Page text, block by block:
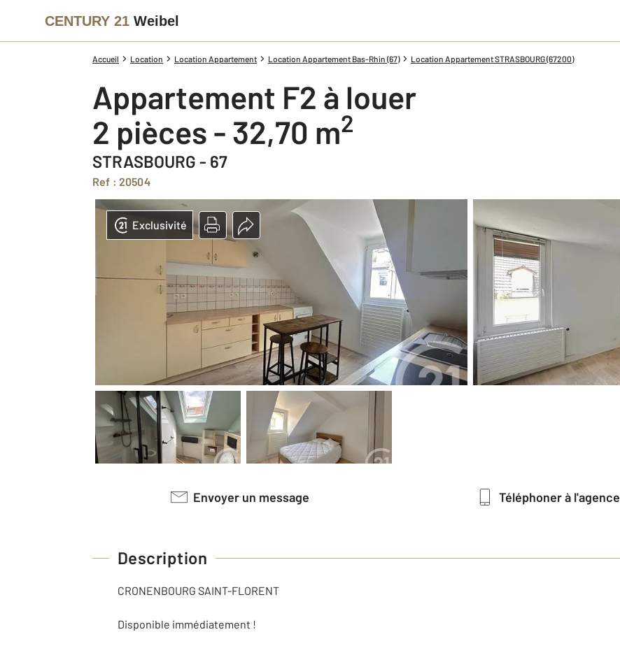
CENTURY 21 Weibel
Accueil Location Location Appartement Location Appartement Bas-Rhin (67) Location Appartement STRASBOURG (67200)
Appartement F2 à louer
2 pièces - 32,70 m2
STRASBOURG - 67
Ref : 20504
Exclusivité
Envoyer un message Téléphoner à l'agence
Description
CRONENBOURG SAINT-FLORENT
Disponible immédiatement !